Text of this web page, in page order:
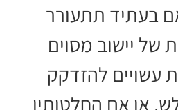
בעתיד תתעורר
של יישוב מסוים
עשויים להזדקק
או אם החלטותיו